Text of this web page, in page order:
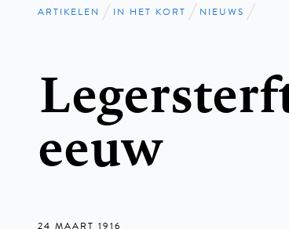
Kruimelpad
ARTIKELEN IN HET KORT NIEUWS
eeuw
24 MAART 1916